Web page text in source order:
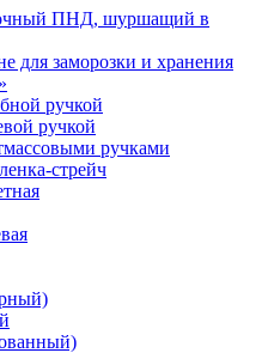
ПНД, шуршащий в
для заморозки и хранения
ручкой
ручкой
ручками
стрейч